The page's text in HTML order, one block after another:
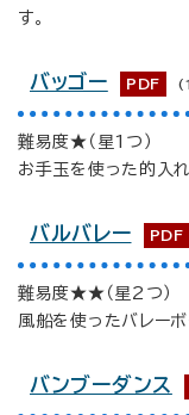
す。
バッゴー PDF
難易度★（星1つ）
お手玉を使った的入れ
バルバレー PDF
難易度★★（星2つ）
風船を使ったバレー
バンブーダンス